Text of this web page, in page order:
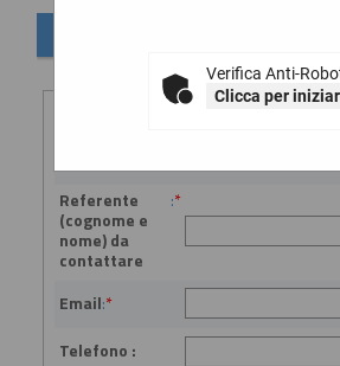
Verifica Anti-
Clicca per
Inserimento richiesta
denominazione
Referente
(cognome e
nome) da
contattare
:*
Email:*
Telefono :